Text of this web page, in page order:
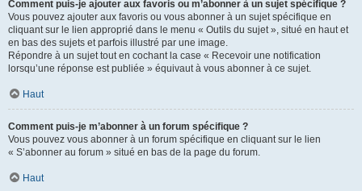
Comment puis-je ajouter aux favoris ou m’abonner à un sujet spécifique ?
Vous pouvez ajouter aux favoris ou vous abonner à un sujet spécifique en
cliquant sur le lien approprié dans le menu « Outils du sujet », situé en haut et
en bas des sujets et parfois illustré par une image.
Répondre à un sujet tout en cochant la case « Recevoir une notification
lorsqu’une réponse est publiée » équivaut à vous abonner à ce sujet.
Haut
Comment puis-je m’abonner à un forum spécifique ?
Vous pouvez vous abonner à un forum spécifique en cliquant sur le lien
« S’abonner au forum » situé en bas de la page du forum.
Haut